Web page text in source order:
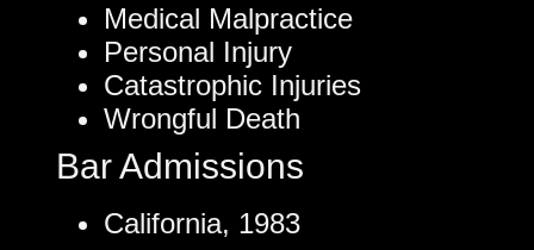
Medical Malpractice
Personal Injury
Catastrophic Injuries
Wrongful Death
Bar Admissions
California, 1983